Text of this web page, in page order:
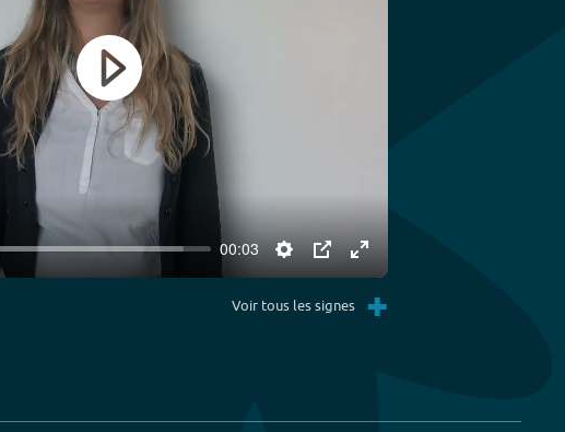
00:03
Settings
PIP Enter
fullscreen
Play
Voir tous les signes +